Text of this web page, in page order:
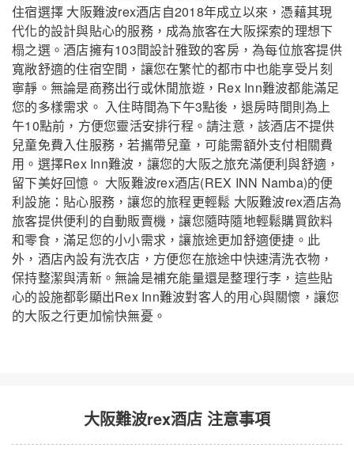
住宿選擇 大阪難波rex酒店自2018年成立以來，憑藉其現
代化的設計與貼心的服務，成為旅客在大阪探索的理想下
榻之選。酒店擁有103間設計雅致的客房，為每位旅客提供
寬敞舒適的住宿空間，讓您在繁忙的都市中也能享受片刻
寧靜。無論是商務出行或休閒旅遊，Rex Inn難波都能滿足
您的多樣需求。 入住時間為下午3點後，退房時間則為上
午10點前，方便您靈活安排行程。請注意，該酒店不提供
兒童免費入住服務，若攜帶兒童，可能需額外支付相關費
用。選擇Rex Inn難波，讓您的大阪之旅充滿便利與舒適，
留下美好回憶。 大阪難波rex酒店(REX INN Namba)的便
利設施：貼心服務，讓您的旅程更輕鬆 大阪難波rex酒店為
旅客提供便利的自動販賣機，讓您隨時隨地輕鬆購買飲料
和零食，滿足您的小小需求，讓旅途更加舒適便捷。此
外，酒店內設有洗衣店，方便您在旅途中快速清洗衣物，
保持整潔與清新。無論是補充能量還是整理行李，這些貼
心的設施都彰顯出Rex Inn難波對客人的用心與關懷，讓您
的大阪之行更加愉快無憂。
大阪難波rex酒店 注意事項